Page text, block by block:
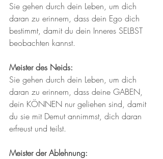
Sie gehen durch dein Leben, um dich
daran zu erinnern, dass dein Ego dich
bestimmt, damit du dein Inneres SELBST
beobachten kannst.
Meister des Neids:
Sie gehen durch dein Leben, um dich
daran zu erinnern, dass deine GABEN,
dein KÖNNEN nur geliehen sind, damit
du sie mit Demut annimmst, dich daran
erfreust und teilst.
Meister der Ablehnung: